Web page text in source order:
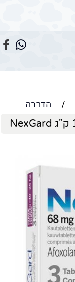
/ הדברה